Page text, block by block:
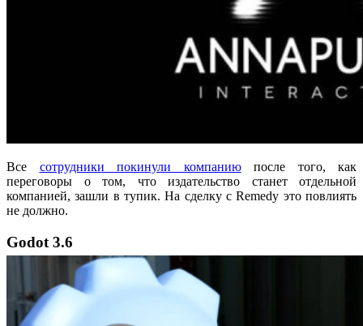
Все сотрудники покинули компаниюпосле того, как
переговоры о том, что издательство станет отдельной
компанией, зашли в тупик. На сделку с Remedy это повлиять
не должно.
Godot 3.6